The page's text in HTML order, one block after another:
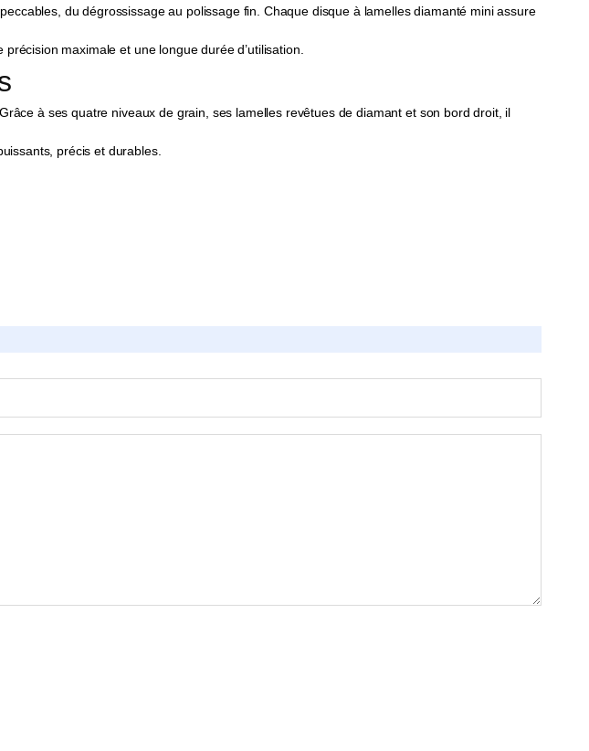
du dégrossissage au polissage fin. Chaque disque à lamelles diamanté mini assure
maximale et une longue durée d’utilisation.
à ses quatre niveaux de grain, ses lamelles revêtues de diamant et son bord droit, il
précis et durables.